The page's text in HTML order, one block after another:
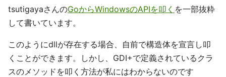
tsutigayaさんのGoからWindowsのAPIを叩く を一部抜粋
して書いています。
このようにdllが存在する場合、自前で構造体を宣言し叩
くことができます。しかし、GDI+で定義されているクラ
スのメソッドを叩く方法が私にはわからないのです